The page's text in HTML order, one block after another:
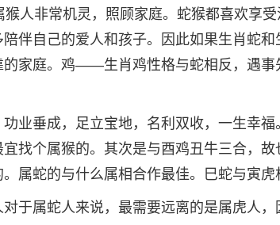
非常机灵，照顾家庭。蛇猴都喜欢享受
伴自己的爱人和孩子。因此如果生肖蛇和
家庭。鸡——生肖鸡性格与蛇相反，遇事
业垂成，足立宝地，名利双收，一生幸福
找个属猴的。其次是与酉鸡丑牛三合，故
属蛇的与什么属相合作最佳。巳蛇与寅虎
于属蛇人来说，最需要远离的是属虎人，